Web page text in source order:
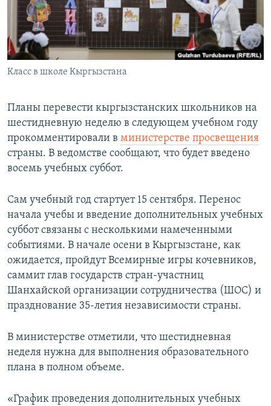
Класс в школе Кыргызстана
Планы перевести кыргызстанских школьников на
шестидневную неделю в следующем учебном году
прокомментировали в министерстве просвещения
страны. В ведомстве сообщают, что будет введено
восемь учебных суббот.
Сам учебный год стартует 15 сентября. Перенос
начала учебы и введение дополнительных учебных
суббот связаны с несколькими намеченными
событиями. В начале осени в Кыргызстане, как
ожидается, пройдут Всемирные игры кочевников,
саммит глав государств стран-участниц
Шанхайской организации сотрудничества (ШОС) и
празднование 35-летия независимости страны.
В министерстве отметили, что шестидневная
неделя нужна для выполнения образовательного
плана в полном объеме.
«График проведения дополнительных учебных